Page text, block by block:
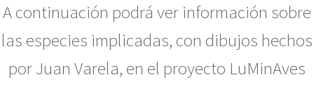
A continuación podrá ver información sobre
las especies implicadas, con dibujos hechos
por Juan Varela, en el proyecto LuMinAves